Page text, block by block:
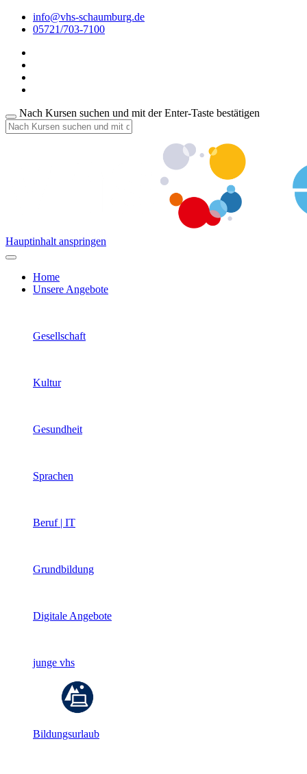
info@vhs-schaumburg.de
05721/703-7100
Nach Kursen suchen und mit der Enter-Taste bestätigen
Hauptinhalt anspringen
Home
Unsere Angebote
Gesellschaft
Kultur
Gesundheit
Sprachen
Beruf | IT
Grundbildung
Digitale Angebote
junge vhs
Bildungsurlaub